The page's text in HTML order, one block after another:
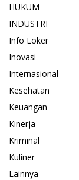
HUKUM
INDUSTRI
Info Loker
Inovasi
Internasional
Kesehatan
Keuangan
Kinerja
Kriminal
Kuliner
Lainnya